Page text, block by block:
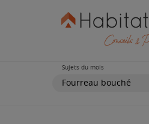
Sujets du mois
Fourreau bouché